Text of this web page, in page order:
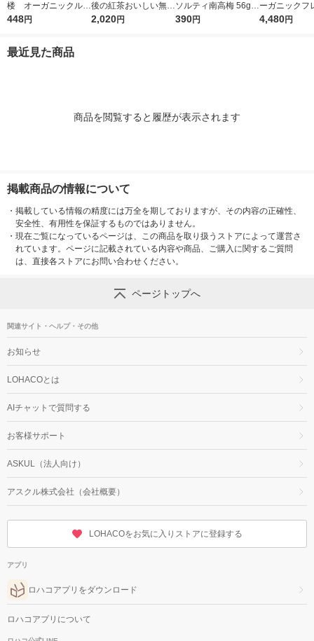
楼 オーガニックルイ
ボスティー（2g×111P
448円
後の紅茶おいしい無糖
ラベルレス 2L 1箱（9
2,020円
ソルティ南高梅 56g
（500ml用8g×7本
390円
ーガニックフ
ハーブティー
4,480円
最近見た商品
商品を閲覧すると履歴が表示されます
掲載商品の情報について
・ 掲載している情報の精度には万全を期しておりますが、その内容の正確性、
安全性、有用性を保証するものではありません。
・ 現在ご覧になっているページは、この商品を取り扱うストアによって運営さ
れています。ページに記載されている内容や商品、ご購入に関するご質問
は、直接各ストアにお問い合わせください。
ページトップへ
関連サイト・ヘルプ・その他
お知らせ
LOHACOとは
AIチャットで質問する
お客様サポート
ASKUL（法人向け）
アスクル株式会社（会社概要）
LOHACOをお気に入りストアに登録する
アプリ
ロハコアプリをダウンロード
ロハコアプリについて